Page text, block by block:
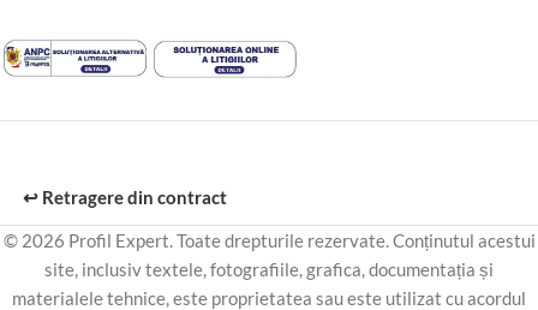
↩️ Retragere din contract
© 2026 Profil Expert. Toate drepturile rezervate. Conținutul acestui
site, inclusiv textele, fotografiile, grafica, documentația și
materialele tehnice, este proprietatea sau este utilizat cu acordul